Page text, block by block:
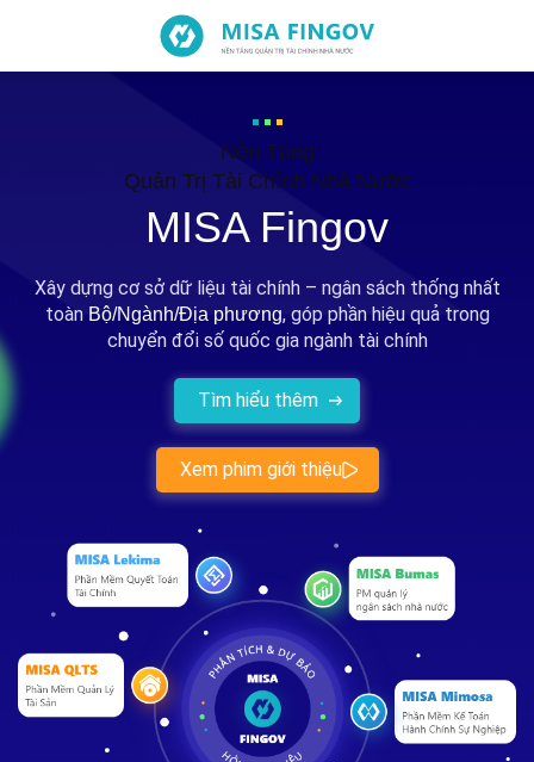
Nền Tảng
Quản Trị Tài Chính Nhà Nước
MISA Fingov
Xây dựng cơ sở dữ liệu tài chính – ngân sách thống nhất
toàn Bộ/Ngành/Địa phương, góp phần hiệu quả trong
chuyển đổi số quốc gia ngành tài chính
Tìm hiểu thêm
Xem phim giới thiệu